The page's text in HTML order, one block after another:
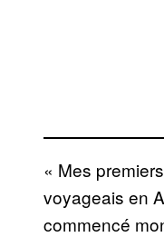
« Mes
voyageais en
commencé